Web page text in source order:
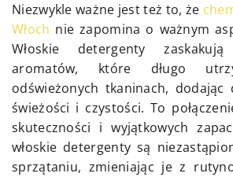
Niezwykle ważne jest też to, że
Włoch nie zapomina o ważnym
Włoskie detergenty zaskakują
aromatów, które długo
odświeżonych tkaninach, dodając
świeżości i czystości. To
skuteczności i wyjątkowych
włoskie detergenty są
sprzątaniu, zmieniając je z